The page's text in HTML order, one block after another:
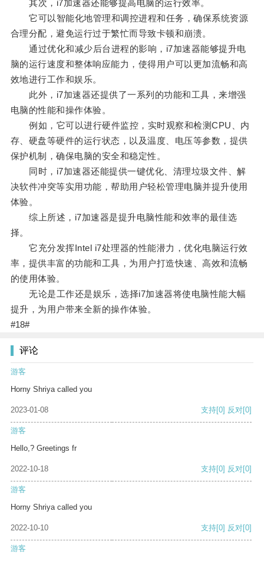
其次，i7加速器还能够提高电脑的运行效率。
它可以智能化地管理和调控进程和任务，确保系统资源
合理分配，避免运行过于繁忙而导致卡顿和崩溃。
通过优化和减少后台进程的影响，i7加速器能够提升电
脑的运行速度和整体响应能力，使得用户可以更加流畅和高
效地进行工作和娱乐。
此外，i7加速器还提供了一系列的功能和工具，来增强
电脑的性能和操作体验。
例如，它可以进行硬件监控，实时观察和检测CPU、内
存、硬盘等硬件的运行状态，以及温度、电压等参数，提供
保护机制，确保电脑的安全和稳定性。
同时，i7加速器还能提供一键优化、清理垃圾文件、解
决软件冲突等实用功能，帮助用户轻松管理电脑并提升使用
体验。
综上所述，i7加速器是提升电脑性能和效率的最佳选
择。
它充分发挥Intel i7处理器的性能潜力，优化电脑运行效
率，提供丰富的功能和工具，为用户打造快速、高效和流畅
的使用体验。
无论是工作还是娱乐，选择i7加速器将使电脑性能大幅
提升，为用户带来全新的操作体验。
#18#
评论
游客
Horny Shriya called you
2023-01-08 支持[0] 反对[0]
游客
Hello,? Greetings fr
2022-10-18 支持[0] 反对[0]
游客
Horny Shriya called you
2022-10-10 支持[0] 反对[0]
游客